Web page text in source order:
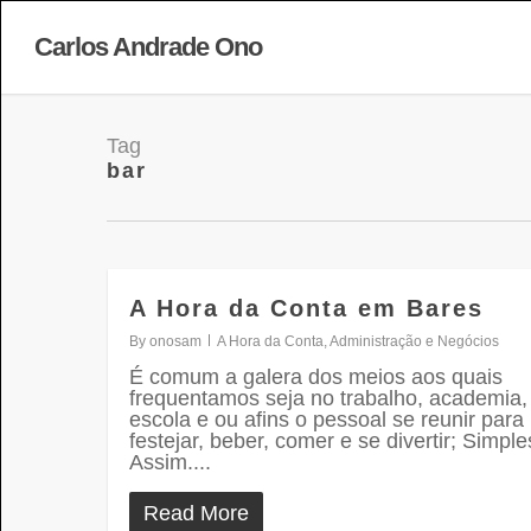
Carlos Andrade Ono
Tag
bar
A Hora da Conta em Bares
By onosam A Hora da Conta,Administração e Negócios
É comum a galera dos meios aos quais
frequentamos seja no trabalho, academia,
escola e ou afins o pessoal se reunir para
festejar, beber, comer e se divertir;
Assim....
Read More